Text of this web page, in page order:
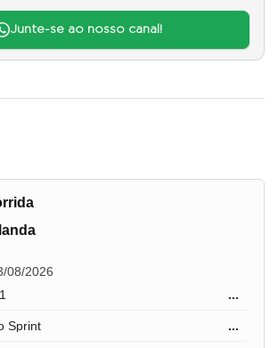
Junte-se ao nosso canal!
08/2026
...
Sprint ...